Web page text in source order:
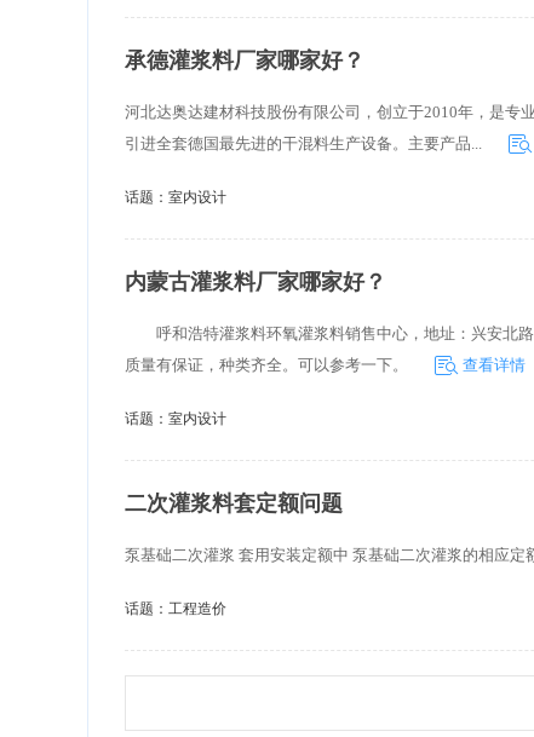
承德灌浆料厂家哪家好？
河北达奥达建材科技股份有限公司，创立于2010年，是专
引进全套德国最先进的干混料生产设备。主要产品...
话题： 室内设计
内蒙古灌浆料厂家哪家好？
呼和浩特灌浆料环氧灌浆料销售中心，地址：兴安北路
质量有保证，种类齐全。可以参考一下。
查看详情
话题： 室内设计
二次灌浆料套定额问题
泵基础二次灌浆 套用安装定额中 泵基础二次灌浆的相应定
话题： 工程造价